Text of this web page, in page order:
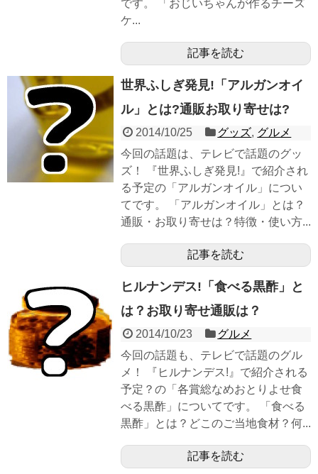
です。 「おじいちゃんが作るチーズ
ケ...
記事を読む
世界ふしぎ発見!「アルガンオイ
ル」とは?通販お取り寄せは?
2014/10/25 グッズ, グルメ
今回の話題は、テレビで話題のグッ
ズ！ 『世界ふしぎ発見!』で紹介され
る予定の「アルガンオイル」につい
てです。 「アルガンオイル」とは？
通販・お取り寄せは？特徴・使い方...
記事を読む
ヒルナンデス!「食べる黒酢」と
は？お取り寄せ通販は？
2014/10/23
グルメ
今回の話題も、テレビで話題のグル
メ！ 『ヒルナンデス!』で紹介される
予定？の「各賞総なめおとりよせ食
べる黒酢」についてです。 「食べる
黒酢」とは？どこのご当地食材？何...
記事を読む